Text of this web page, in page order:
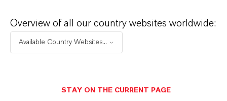
Kaufmännischer Kontakt
Simon Höwedes
Overview of all our country websites worldwide:
Available Country Websites...
STAY ON THE CURRENT PAGE